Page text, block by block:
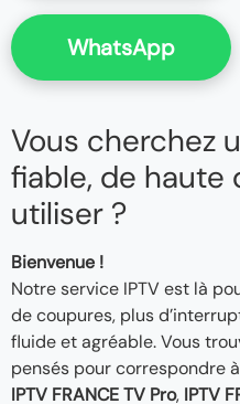
WhatsApp
Vous cherchez
fiable, de haute
utiliser ?
Bienvenue !
Notre service IPTV est là
de coupures, plus
fluide et agréable. Vous
pensés pour correspondre
IPTV FRANCE TV Pro, IPTV